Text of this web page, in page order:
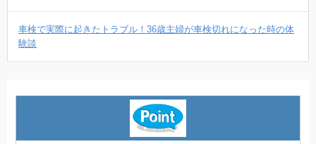
車検で実際に起きたトラブル！36歳主婦が車検切れになった時の体
験談